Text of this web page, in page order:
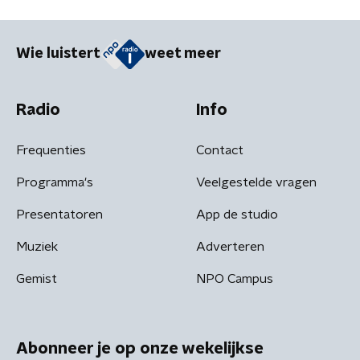
Wie luistert weet meer
Radio
Frequenties
Programma's
Presentatoren
Muziek
Gemist
Info
Contact
Veelgestelde vragen
App de studio
Adverteren
NPO Campus
Abonneer je op onze wekelijkse